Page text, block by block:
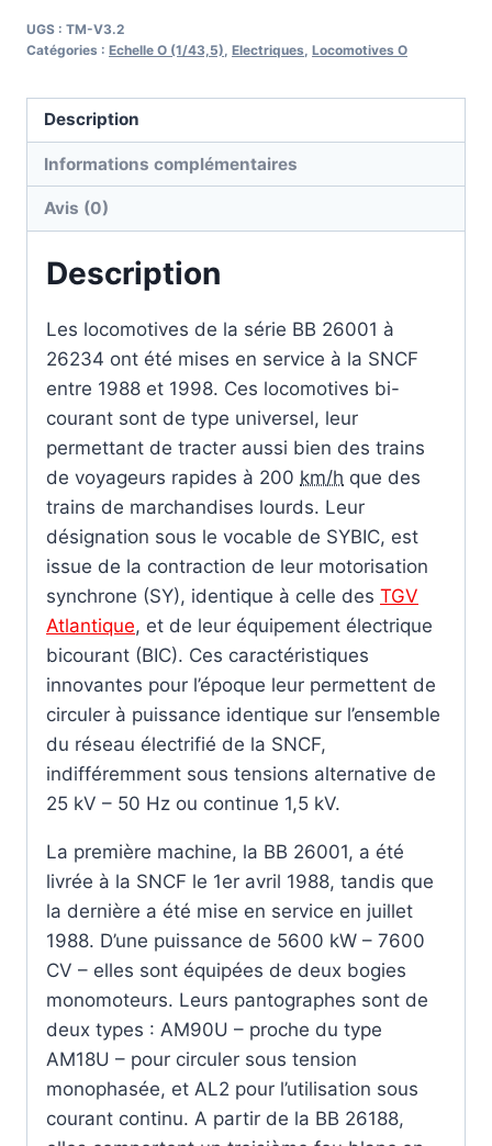
UGS : TM-V3.2
Catégories : Echelle O (1/43,5) Electriques Locomotives O
Description
Informations complémentaires
Avis (0)
Description
Les locomotives de la série BB 26001 à
26234 ont été mises en service à la SNCF
entre 1988 et 1998. Ces locomotives bi-
courant sont de type universel, leur
permettant de tracter aussi bien des trains
de voyageurs rapides à 200 km/h que des
trains de marchandises lourds. Leur
désignation sous le vocable de SYBIC, est
issue de la contraction de leur motorisation
synchrone (SY), identique à celle des TGV
Atlantique, et de leur équipement électrique
bicourant (BIC). Ces caractéristiques
innovantes pour l’époque leur permettent de
circuler à puissance identique sur l’ensemble
du réseau électrifié de la SNCF,
indifféremment sous tensions alternative de
25 kV – 50 Hz ou continue 1,5 kV.
La première machine, la BB 26001, a été
livrée à la SNCF le 1er avril 1988, tandis que
la dernière a été mise en service en juillet
1988. D’une puissance de 5600 kW – 7600
CV – elles sont équipées de deux bogies
monomoteurs. Leurs pantographes sont de
deux types : AM90U – proche du type
AM18U – pour circuler sous tension
monophasée, et AL2 pour l’utilisation sous
courant continu. A partir de la BB 26188,